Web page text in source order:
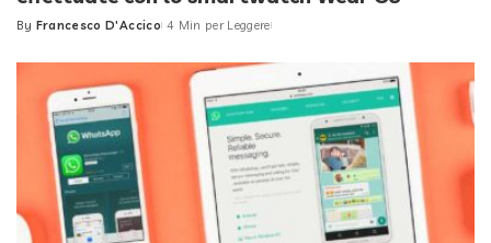
Posted
By Francesco D'Accico 4 Min per Leggere